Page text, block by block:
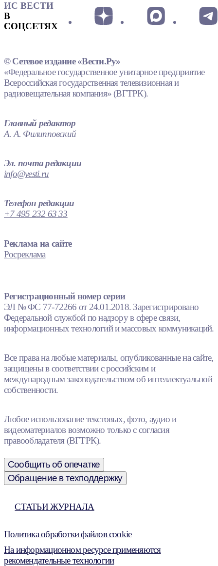
ИС ВЕСТИ
В
СОЦСЕТЯХ
© Сетевое издание «Вести.Ру»
«Федеральное государственное унитарное предприятие
Всероссийская государственная телевизионная и
радиовещательная компания» (ВГТРК).
Главный редактор
А. А. Филипповский
Эл. почта редакции
info@vesti.ru
Телефон редакции
+7 495 232 63 33
Реклама на сайте
Росреклама
Регистрационный номер серии
ЭЛ № ФС 77-72266 от 24.01.2018. Зарегистрировано
Федеральной службой по надзору в сфере связи,
информационных технологий и массовых коммуникаций.
Все права на любые материалы, опубликованные на сайте,
защищены в соответствии с российским и
международным законодательством об интеллектуальной
собственности.
Любое использование текстовых, фото, аудио и
видеоматериалов возможно только с согласия
правообладателя (ВГТРК).
Сообщить об опечатке
Обращение в техподдержку
СТАТЬИ ЖУРНАЛА
Политика обработки файлов cookie
На информационном ресурсе применяются
рекомендательные технологии